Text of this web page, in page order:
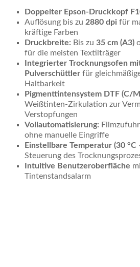
Doppelter Epson-Druckkopf
Auflösung bis zu2880 dpi für
kräftige Farben
Druckbreite: Bis zu35 cm (A3)
für die meisten Textilträger
Integrierter Trocknungsofen
Pulverschüttler für
Haltbarkeit
Pigmenttintensystem DTF (C/
Weißtinten-Zirkulation zur
Verstopfungen
Vollautomatisierung:
ohne manuelle Eingriffe
Einstellbare Temperatur (30 °C
Steuerung des
Intuitive Benutzeroberfläche
Tintenstandsalarm